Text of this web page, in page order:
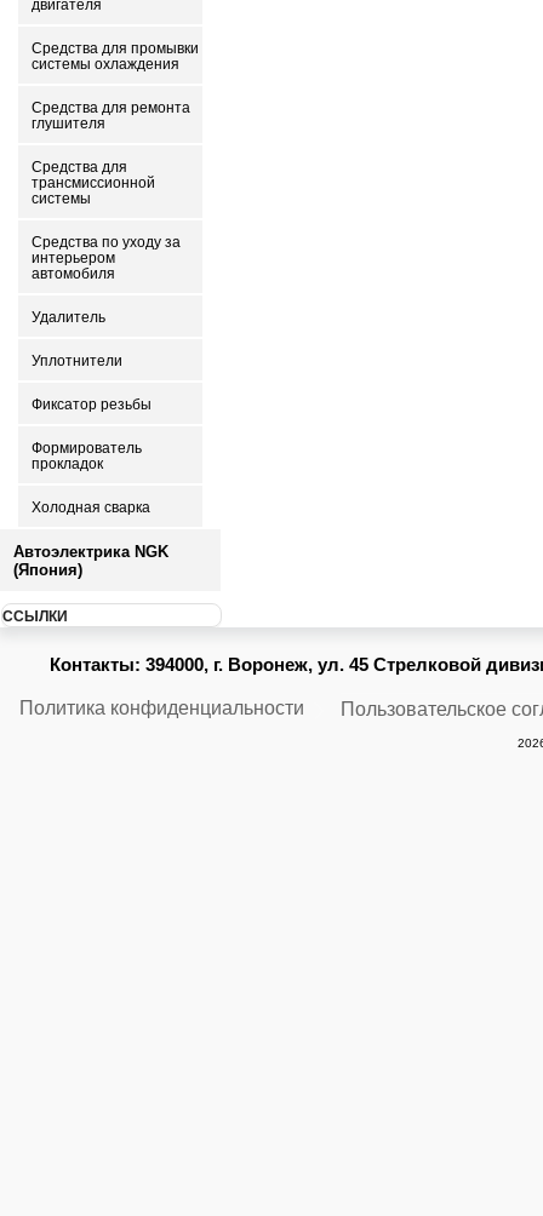
двигателя
Средства для промывки
системы охлаждения
Средства для ремонта
глушителя
Средства для
трансмиссионной
системы
Средства по уходу за
интерьером
автомобиля
Удалитель
Уплотнители
Фиксатор резьбы
Формирователь
прокладок
Холодная сварка
Автоэлектрика NGK
(Япония)
ССЫЛКИ
Контакты: 394000, г. Воронеж, ул. 45 Стрелковой
Политика конфиденциальности Пользовательское